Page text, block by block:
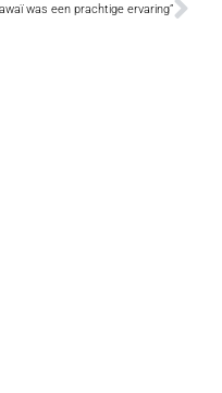
was een prachtige ervaring”